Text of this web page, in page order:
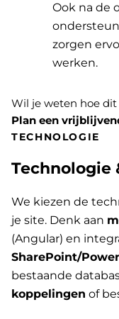
Ook na de
zorgen
werken.
Wil je weten hoe
Plan een
TECHNOLOGIE
Technologie
We kiezen de
je site. Denk aan
(Angular) en
SharePoint/
bestaande
koppelingen of